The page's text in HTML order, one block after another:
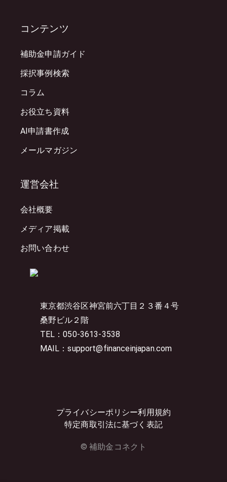
東京都渋谷区神宮前六丁目２３番４号
桑野ビル２階
TEL：050-3613-3538
MAIL：support@financeinjapan.com
プライバシーポリシー利用規約
特定商取引法に基づく表記
© 補助金コネクト
コンテンツ
補助金申請ガイド
採択事例検索
コラム
お役立ち資料
AI申請書作成
メールマガジン
運営会社
会社概要
メディア掲載
お問い合わせ